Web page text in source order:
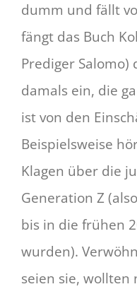
dumm und fällt
fängt das Buch
Prediger
damals ein, die
ist von den
Beispielsweise
Klagen über die
Generation Z
bis in die frühen
wurden).
seien sie, wollten